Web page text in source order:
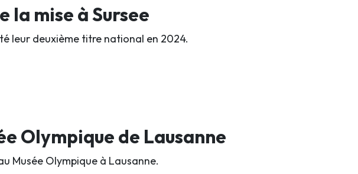
la mise à Sursee
leur deuxième titre national en 2024.
Olympique de Lausanne
Musée Olympique à Lausanne.